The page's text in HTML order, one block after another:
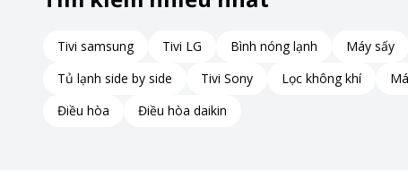
Chương trình giặt đa dạng
Máy có nhiều lựa chọn chương trình giặt như: cotton, giặt
kinh tế, chỉ sấy, chỉ vắt và vệ sinh lồng giặt, giúp bạn xử lý
Tivi samsung Tivi LG Bình nóng lạnh Máy sấy
Tủ lạnh side by side
Tivi Sony Lọc không khí
Điều hòa
Điều hòa daikin